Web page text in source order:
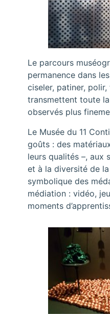
Le parcours
permanence dans
ciseler, patiner,
transmettent toute
observés plus
Le Musée du 11
goûts : des
leurs qualités –, aux
et à la diversité de
symbolique des
médiation : vidéo,
moments